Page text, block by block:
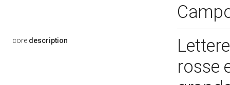
core:description
rosse